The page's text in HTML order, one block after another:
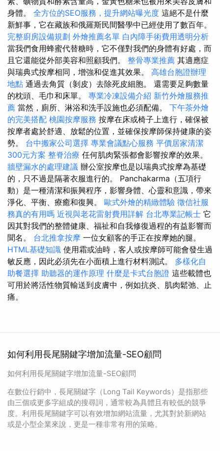
身體。 全方位的SEO服務，提升網站曝光度 這絕不是什麼
新鮮事，它在藏族和俄羅斯民間醫學中已經使用了數百年。
完整廚房設備規劃 外燴推薦名單 白內障手術費用透明分析
當我們食用蜂蜜代替糖時，它不僅對我們的身體有好處，而
且它還能從外部美容和照顧我們。 整骨專業推薦 其適應症
與瑞典式按摩相同，增強和促進其效果。 高雄台胞證辦理
地點 通過去角質（剝皮）去除死皮細胞。 還需要足夠數量
的枕頭、毛巾和床單。 專業冷凍設備介紹 新竹外燴服務推
薦 當然，廁所、淋浴和洗手設施也必須配備。 下午茶外燴
的完美搭配 桃園按摩服務 按摩在床或椅子上進行，確保被
按摩者處於舒適、放鬆的位置，並確保按摩師保持健康的姿
勢。 台中搬家公司選擇 專業會議點心服務 平價居家清潔
300元方案 整脊治療 任何肌肉緊張都會影響按摩的效果。
牆壁漏水的處理建議 辦公室按摩也是以瑞典式按摩為基礎
的，只不過是隔著衣服進行的。 Panchakarma（五項行
動）是一種清潔和振興程序，影響身體、心靈和意識，帶來
淨化、平衡、療癒和復興。 歐式外燴的精緻體驗 徵信社服
務真的有用嗎 近視與老花雷射費用詳解 台北專業記帳士 它
因其對我們的整體健康、福祉和自我修復過程的有益影響而
聞名。 台北推拿按摩 一位女顧客的手正在按摩她的腿。
HTML基礎知識 使用霜或油時，客人或按摩師可能會發生過
敏反應，因此必須先在小面積上進行材料測試。 多樣化自
助餐選擇 助聽器的運作原理 什麼是卡式台胞證 這些載體也
可用於將活性物質輸送到皮膚中，例如抗炎、肌肉鬆弛、止
痛。
如何利用長尾關鍵字增加流量-SEO顧問
如何利用長尾關鍵字增加流量-SEO顧問
在數位行銷中，長尾關鍵字（Long Tail Keywords）是指那些
由三個或更多字組成的搜尋詞，通常較為具體且有較低的競爭
度。利用長尾關鍵字可以有效增加網站流量，尤其對於新網站
或是小型企業來說，更是一種非常有用的策略。